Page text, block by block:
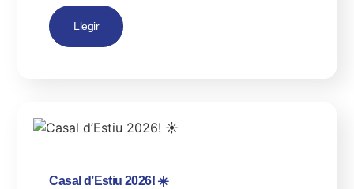
Llegir
Casal d’Estiu 2026! ☀️